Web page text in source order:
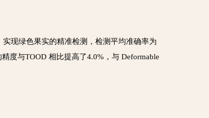
现绿色果实的精准检测，检测平均准确率为
度与TOOD 相比提高了4.0%，与 Deformable